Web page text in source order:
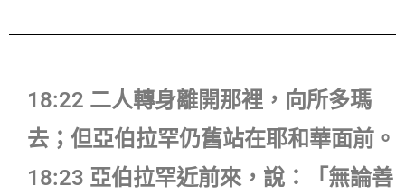
18:22 二人轉身離開那裡，向所多瑪
去；但亞伯拉罕仍舊站在耶和華面前。
18:23 亞伯拉罕近前來，說：「無論善